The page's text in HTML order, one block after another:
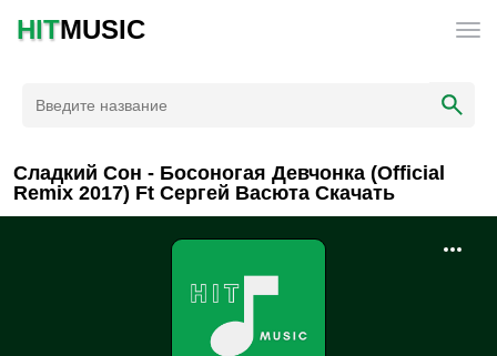
HITMUSIC
Сладкий Сон - Босоногая Девчонка (Official
Remix 2017) Ft Сергей Васюта Скачать